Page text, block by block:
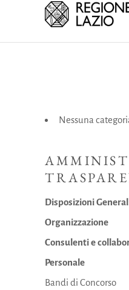
Nessuna
Disposizioni
Organizzazione
Consulenti e
Personale
Bandi di Concorso